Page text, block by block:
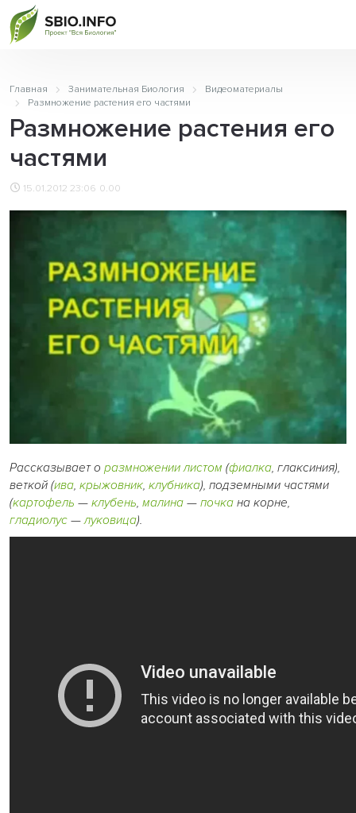
Главная Занимательная Биология
Видеоматериалы
Размножение растения его частями
Размножение растения его
частями
15.01.2012 23:06 0.00
Рассказывает о размножении листом (фиалка, глаксиния),
веткой (ива, крыжовник, клубника), подземными частями
(картофель — клубень, малина — почка на корне,
гладиолус —луковица).